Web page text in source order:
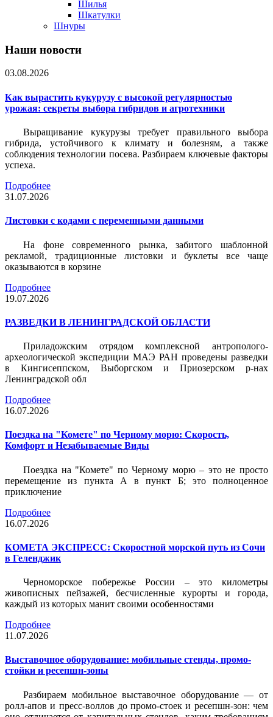
Шилья
Шкатулки
Шнуры
Наши новости
03.08.2026
Как вырастить кукурузу с высокой регулярностью
урожая: секреты выбора гибридов и агротехники
Выращивание кукурузы требует правильного выбора
гибрида, устойчивого к климату и болезням, а также
соблюдения технологии посева. Разбираем ключевые факторы
успеха.
Подробнее
31.07.2026
Листовки c кодами с переменными данными
На фоне современного рынка, забитого шаблонной
рекламой, традиционные листовки и буклеты все чаще
оказываются в корзине
Подробнее
19.07.2026
РАЗВЕДКИ В ЛЕНИНГРАДСКОЙ ОБЛАСТИ
Приладожским отрядом комплексной антрополого-
археологической экспедиции МАЭ РАН проведены разведки
в Кингисеппском, Выборгском и Приозерском р-нах
Ленинградской обл
Подробнее
16.07.2026
Поездка на "Комете" по Черному морю: Скорость,
Комфорт и Незабываемые Виды
Поездка на "Комете" по Черному морю – это не просто
перемещение из пункта А в пункт Б; это полноценное
приключение
Подробнее
16.07.2026
КОМЕТА ЭКСПРЕСС: Скоростной морской путь из Сочи
в Геленджик
Черноморское побережье России – это километры
живописных пейзажей, бесчисленные курорты и города,
каждый из которых манит своими особенностями
Подробнее
11.07.2026
Выставочное оборудование: мобильные стенды, промо-
стойки и ресепшн-зоны
Разбираем мобильное выставочное оборудование — от
ролл-апов и пресс-воллов до промо-стоек и ресепшн-зон: чем